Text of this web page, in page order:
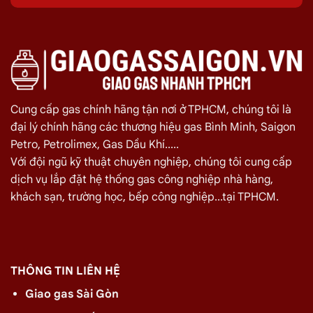
với chúng tôi để nhận được mức giá rẻ nhất và chính sáchgiao
gas nhanh
Miễn phí giao hàng và lắp đặt tận nơi
TÊN SẢN PHẨM
Bình Gas Petro VietNam 6kg màu đỏ
275.000₫
Bình Gas ELF 6,5kg Màu Đỏ
320.000
Bình gas dầu khí 12kg màu vàng
Bình gas dầu khí 12kg màu đỏ
Cung cấp gas chính hãng tận nơi ở TPHCM, chúng tôi là
đại lý chính hãng các thương hiệu gas Bình Minh, Saigon
Petro, Petrolimex, Gas Dầu Khí.....
Với đội ngũ kỹ thuật chuyên nghiệp, chúng tôi cung cấp
dịch vụ lắp đặt hệ thống gas công nghiệp nhà hàng,
khách sạn, trường học, bếp công nghiệp...tại TPHCM.
THÔNG TIN LIÊN HỆ
Giao gas Sài Gòn